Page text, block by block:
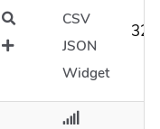
CSV
JSON
Widget
32